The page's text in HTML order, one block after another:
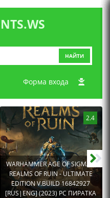
НАЙТИ
Форма входа
2.4
WARHAMMER AGE OF SIGMAR:
REALMS OF RUIN - ULTIMATE
EDITION V.BUILD 16842927
[RUS|ENG] (2023) PC ПИРАТКА